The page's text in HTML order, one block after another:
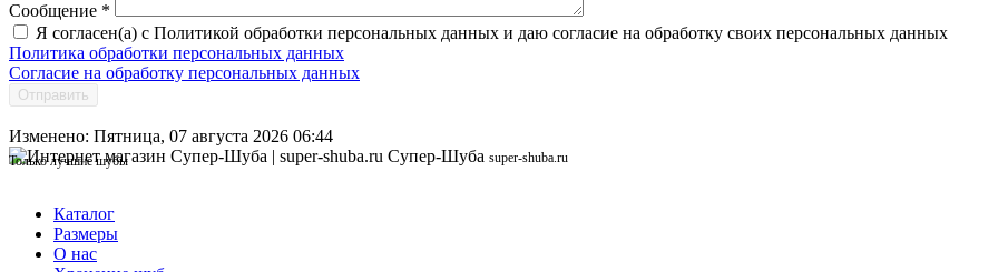
Сообщение *
Я согласен(а) с Политикой обработки персональных данных и даю согласие на обработку своих персональных данных
Политика обработки персональных данных
Согласие на обработку персональных данных
Отправить
Изменено: Пятница, 07 августа 2026 06:44
Супер-Шуба super-shuba.ru
Только лучшие шубы
Каталог
Размеры
О нас